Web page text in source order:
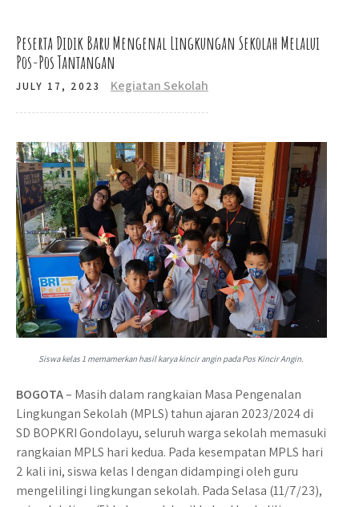
Peserta Didik Baru Mengenal Lingkungan Sekolah Melalui
Pos-Pos Tantangan
JULY 17, 2023 Kegiatan Sekolah
Siswa kelas 1 memamerkan hasil karya kincir angin pada Pos Kincir Angin.
BOGOTA– Masih dalam rangkaian Masa Pengenalan
Lingkungan Sekolah (MPLS) tahun ajaran 2023/2024 di
SD BOPKRI Gondolayu, seluruh warga sekolah memasuki
rangkaian MPLS hari kedua. Pada kesempatan MPLS hari
2 kali ini, siswa kelas I dengan didampingi oleh guru
mengelilingi lingkungan sekolah. Pada Selasa (11/7/23),